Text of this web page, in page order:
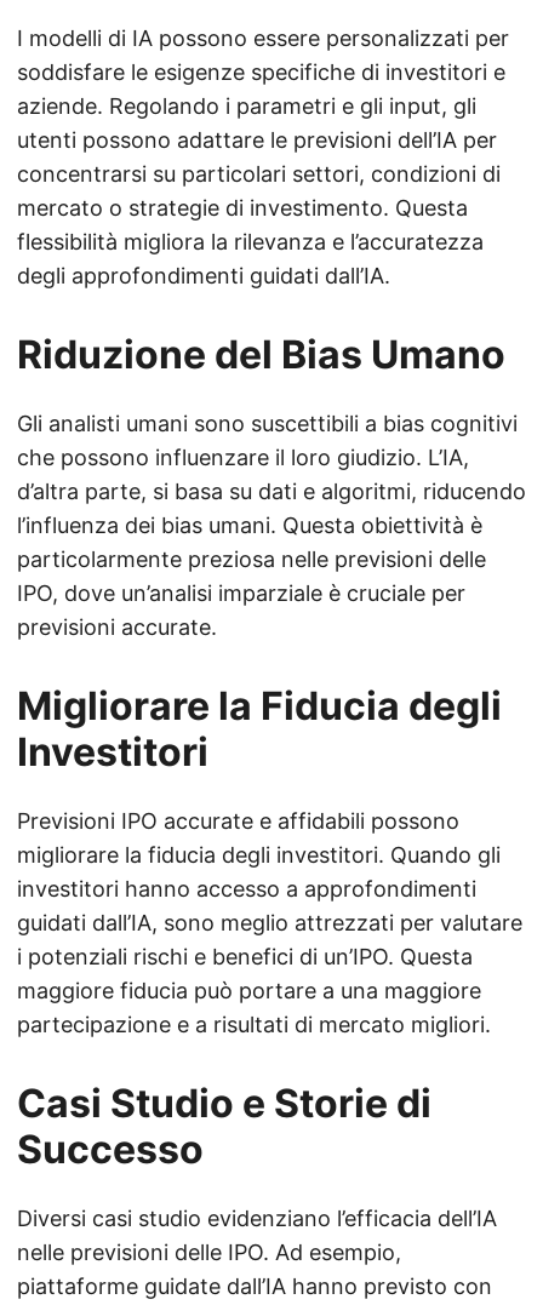
I modelli di IA possono essere personalizzati per
soddisfare le esigenze specifiche di investitori e
aziende. Regolando i parametri e gli input, gli
utenti possono adattare le previsioni dell’IA per
concentrarsi su particolari settori, condizioni di
mercato o strategie di investimento. Questa
flessibilità migliora la rilevanza e l’accuratezza
degli approfondimenti guidati dall’IA.
Riduzione del Bias Umano
Gli analisti umani sono suscettibili a bias cognitivi
che possono influenzare il loro giudizio. L’IA,
d’altra parte, si basa su dati e algoritmi, riducendo
l’influenza dei bias umani. Questa obiettività è
particolarmente preziosa nelle previsioni delle
IPO, dove un’analisi imparziale è cruciale per
previsioni accurate.
Migliorare la Fiducia degli
Investitori
Previsioni IPO accurate e affidabili possono
migliorare la fiducia degli investitori. Quando gli
investitori hanno accesso a approfondimenti
guidati dall’IA, sono meglio attrezzati per valutare
i potenziali rischi e benefici di un’IPO. Questa
maggiore fiducia può portare a una maggiore
partecipazione e a risultati di mercato migliori.
Casi Studio e Storie di
Successo
Diversi casi studio evidenziano l’efficacia dell’IA
nelle previsioni delle IPO. Ad esempio,
piattaforme guidate dall’IA hanno previsto con